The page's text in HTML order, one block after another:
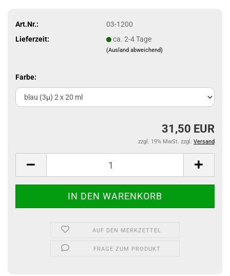
Art.Nr.:
03-1200
Lieferzeit:
ca. 2-4 Tage
(Ausland abweichend)
Farbe:
31,50 EUR
zzgl. 19% MwSt. zzgl. Versand
AUF DEN MERKZETTEL
FRAGE ZUM PRODUKT